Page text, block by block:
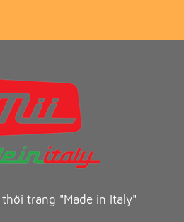
trang "Made in Italy"